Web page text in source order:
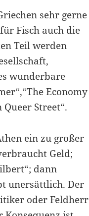
sehr gerne
Fisch auch die
Teil werden
wunderbare
Economy
Street“.
ein zu großer
Geld;
dann
unersättlich. Der
oder Feldherr